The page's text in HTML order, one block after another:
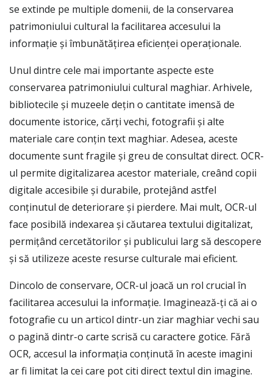
se extinde pe multiple domenii, de la conservarea
patrimoniului cultural la facilitarea accesului la
informație și îmbunătățirea eficienței operaționale.
Unul dintre cele mai importante aspecte este
conservarea patrimoniului cultural maghiar. Arhivele,
bibliotecile și muzeele dețin o cantitate imensă de
documente istorice, cărți vechi, fotografii și alte
materiale care conțin text maghiar. Adesea, aceste
documente sunt fragile și greu de consultat direct. OCR-
ul permite digitalizarea acestor materiale, creând copii
digitale accesibile și durabile, protejând astfel
conținutul de deteriorare și pierdere. Mai mult, OCR-ul
face posibilă indexarea și căutarea textului digitalizat,
permițând cercetătorilor și publicului larg să descopere
și să utilizeze aceste resurse culturale mai eficient.
Dincolo de conservare, OCR-ul joacă un rol crucial în
facilitarea accesului la informație. Imaginează-ți că ai o
fotografie cu un articol dintr-un ziar maghiar vechi sau
o pagină dintr-o carte scrisă cu caractere gotice. Fără
OCR, accesul la informația conținută în aceste imagini
ar fi limitat la cei care pot citi direct textul din imagine.